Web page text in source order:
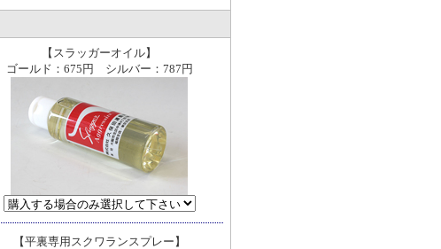
【スラッガーオイル】
ゴールド：675円 シルバー：787円
【平裏専用スクワランスプレー】